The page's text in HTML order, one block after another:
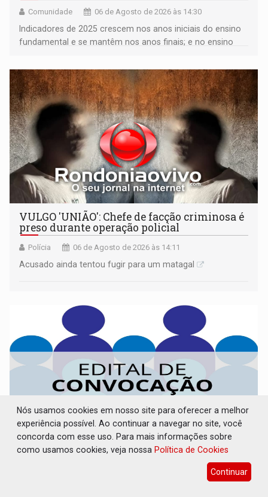
Comunidade 06 de Agosto de 2026 às 14:30
Indicadores de 2025 crescem nos anos iniciais do ensino
fundamental e se mantêm nos anos finais; e no ensino
VULGO 'UNIÃO': Chefe de facção criminosa é
preso durante operação policial
Polícia 06 de Agosto de 2026 às 14:11
Acusado ainda tentou fugir para um matagal
CONVOCAÇÃO DAS ELEIÇÕES: SEATER/RO
06 de Agosto de 2026 às 14:07
Nós usamos cookies em nosso site para oferecer a melhor
experiência possível. Ao continuar a navegar no site, você
concorda com esse uso. Para mais informações sobre
como usamos cookies, veja nossa Política de Cookies
Continuar